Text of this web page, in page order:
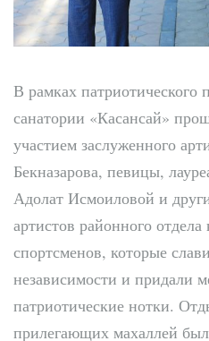
В рамках
санатории «Касансай»
участием заслуженного
Бекназарова, певицы,
Адолат Исмоиловой и
артистов районного
спортсменов, которые
независимости и придали
патриотические нотки.
прилегающих махаллей